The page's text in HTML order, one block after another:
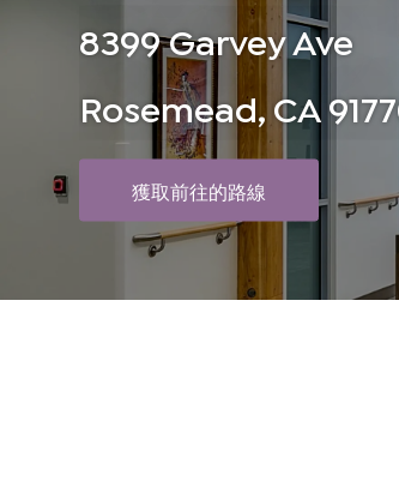
8399 Garvey Ave
Rosemead, CA
獲取前往的路線